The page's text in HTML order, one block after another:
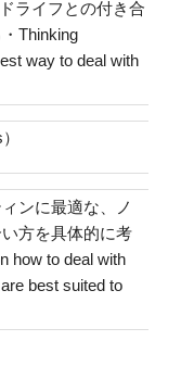
ライフとの付き合
Thinking
way to deal with
ンに最適な、ノ
方を具体的に考
how to deal with
best suited to